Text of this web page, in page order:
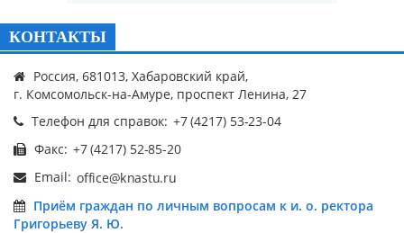
КОНТАКТЫ
Россия, 681013, Хабаровский край,
г. Комсомольск-на-Амуре, проспект Ленина, 27
Телефон для справок:
Факс:
Email:
Приём граждан по личным вопросам к и. о. ректора
Григорьеву Я. Ю.